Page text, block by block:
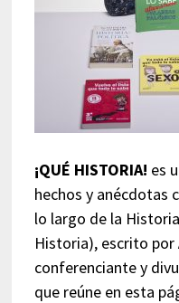
¡QUÉ HISTORIA! es
hechos y anécdotas
lo largo de la
Historia), escrito por
conferenciante y
que reúne en esta